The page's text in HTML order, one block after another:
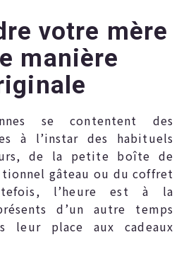
votre mère
manière
se contentent des
à l’instar des habituels
de la petite boîte de
gâteau ou du coffret
l’heure est à la
d’un autre temps
leur place aux cadeaux